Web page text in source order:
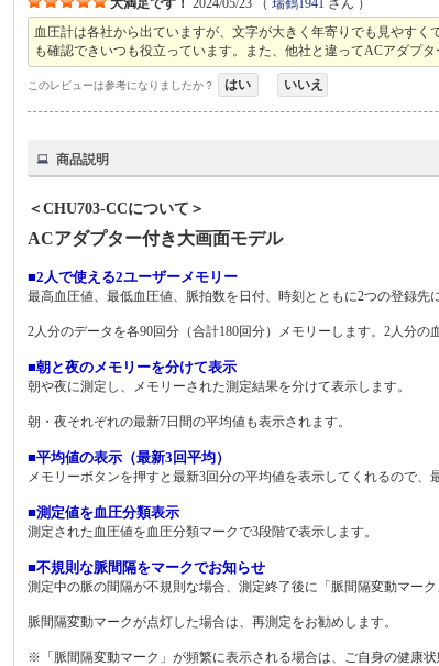
大満足です！ 2024/05/23 （瑞鶴1941 さん ）
血圧計は各社から出ていますが、文字が大きく年寄りでも見やす
も確認できいつも役立っています。また、他社と違ってACアダプ
このレビューは参考になりましたか？ はい いいえ
商品説明
＜CHU703-CCについて＞
ACアダプター付き大画面モデル
■2人で使える2ユーザーメモリー
最高血圧値、最低血圧値、脈拍数を日付、時刻とともに2つの登録先
2人分のデータを各90回分（合計180回分）メモリーします。2人分の
■朝と夜のメモリーを分けて表示
朝や夜に測定し、メモリーされた測定結果を分けて表示します。
朝・夜それぞれの最新7日間の平均値も表示されます。
■平均値の表示（最新3回平均）
メモリーボタンを押すと最新3回分の平均値を表示してくれるので、
■測定値を血圧分類表示
測定された血圧値を血圧分類マークで3段階で表示します。
■不規則な脈間隔をマークでお知らせ
測定中の脈の間隔が不規則な場合、測定終了後に「脈間隔変動マーク
脈間隔変動マークが点灯した場合は、再測定をお勧めします。
※「脈間隔変動マーク」が頻繁に表示される場合は、ご自身の健康状